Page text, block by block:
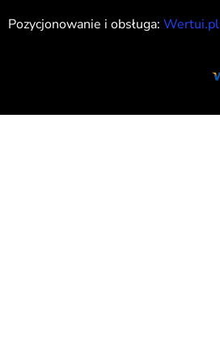
Pozycjonowanie i obsługa: Wertui.pl